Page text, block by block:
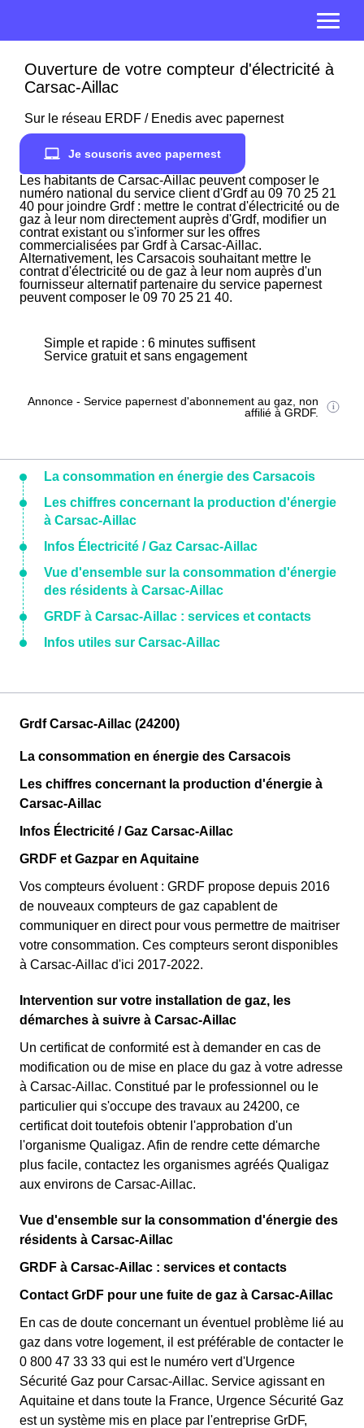
Ouverture de votre compteur d'électricité à
Carsac-Aillac
Sur le réseau ERDF / Enedis avec papernest
Je souscris avec papernest
Les habitants de Carsac-Aillac peuvent composer le
numéro national du service client d'Grdf au 09 70 25 21
40 pour joindre Grdf : mettre le contrat d'électricité ou de
gaz à leur nom directement auprès d'Grdf, modifier un
contrat existant ou s'informer sur les offres
commercialisées par Grdf à Carsac-Aillac.
Alternativement, les Carsacois souhaitant mettre le
contrat d'électricité ou de gaz à leur nom auprès d'un
fournisseur alternatif partenaire du service papernest
peuvent composer le 09 70 25 21 40.
Simple et rapide : 6 minutes suffisent
Service gratuit et sans engagement
Annonce - Service papernest d'abonnement au gaz, non
affilié à GRDF.
La consommation en énergie des Carsacois
Les chiffres concernant la production d'énergie
à Carsac-Aillac
Infos Électricité / Gaz Carsac-Aillac
Vue d'ensemble sur la consommation d'énergie
des résidents à Carsac-Aillac
GRDF à Carsac-Aillac : services et contacts
Infos utiles sur Carsac-Aillac
Grdf Carsac-Aillac (24200)
La consommation en énergie des Carsacois
Les chiffres concernant la production d'énergie à
Carsac-Aillac
Infos Électricité / Gaz Carsac-Aillac
GRDF et Gazpar en Aquitaine
Vos compteurs évoluent : GRDF propose depuis 2016
de nouveaux compteurs de gaz capablent de
communiquer en direct pour vous permettre de maitriser
votre consommation. Ces compteurs seront disponibles
à Carsac-Aillac d'ici 2017-2022.
Intervention sur votre installation de gaz, les
démarches à suivre à Carsac-Aillac
Un certificat de conformité est à demander en cas de
modification ou de mise en place du gaz à votre adresse
à Carsac-Aillac. Constitué par le professionnel ou le
particulier qui s'occupe des travaux au 24200, ce
certificat doit toutefois obtenir l'approbation d'un
l'organisme Qualigaz. Afin de rendre cette démarche
plus facile, contactez les organismes agréés Qualigaz
aux environs de Carsac-Aillac.
Vue d'ensemble sur la consommation d'énergie des
résidents à Carsac-Aillac
GRDF à Carsac-Aillac : services et contacts
Contact GrDF pour une fuite de gaz à Carsac-Aillac
En cas de doute concernant un éventuel problème lié au
gaz dans votre logement, il est préférable de contacter le
0 800 47 33 33 qui est le numéro vert d'Urgence
Sécurité Gaz pour Carsac-Aillac. Service agissant en
Aquitaine et dans toute la France, Urgence Sécurité Gaz
est un système mis en place par l'entreprise GrDF,